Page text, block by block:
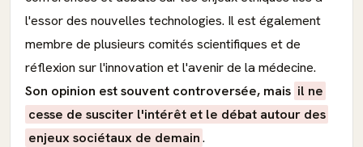
l'essor des nouvelles technologies. Il est également
membre de plusieurs comités scientifiques et de
réflexion sur l'innovation et l'avenir de la médecine.
Son opinion est souvent controversée, mais il ne
cesse de susciter l'intérêt et le débat autour des
enjeux sociétaux de demain.